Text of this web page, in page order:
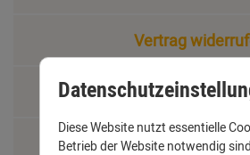
Vertrag
Fachbegriffe
Diese Website nutzt essentielle
Betrieb der Website notwendig